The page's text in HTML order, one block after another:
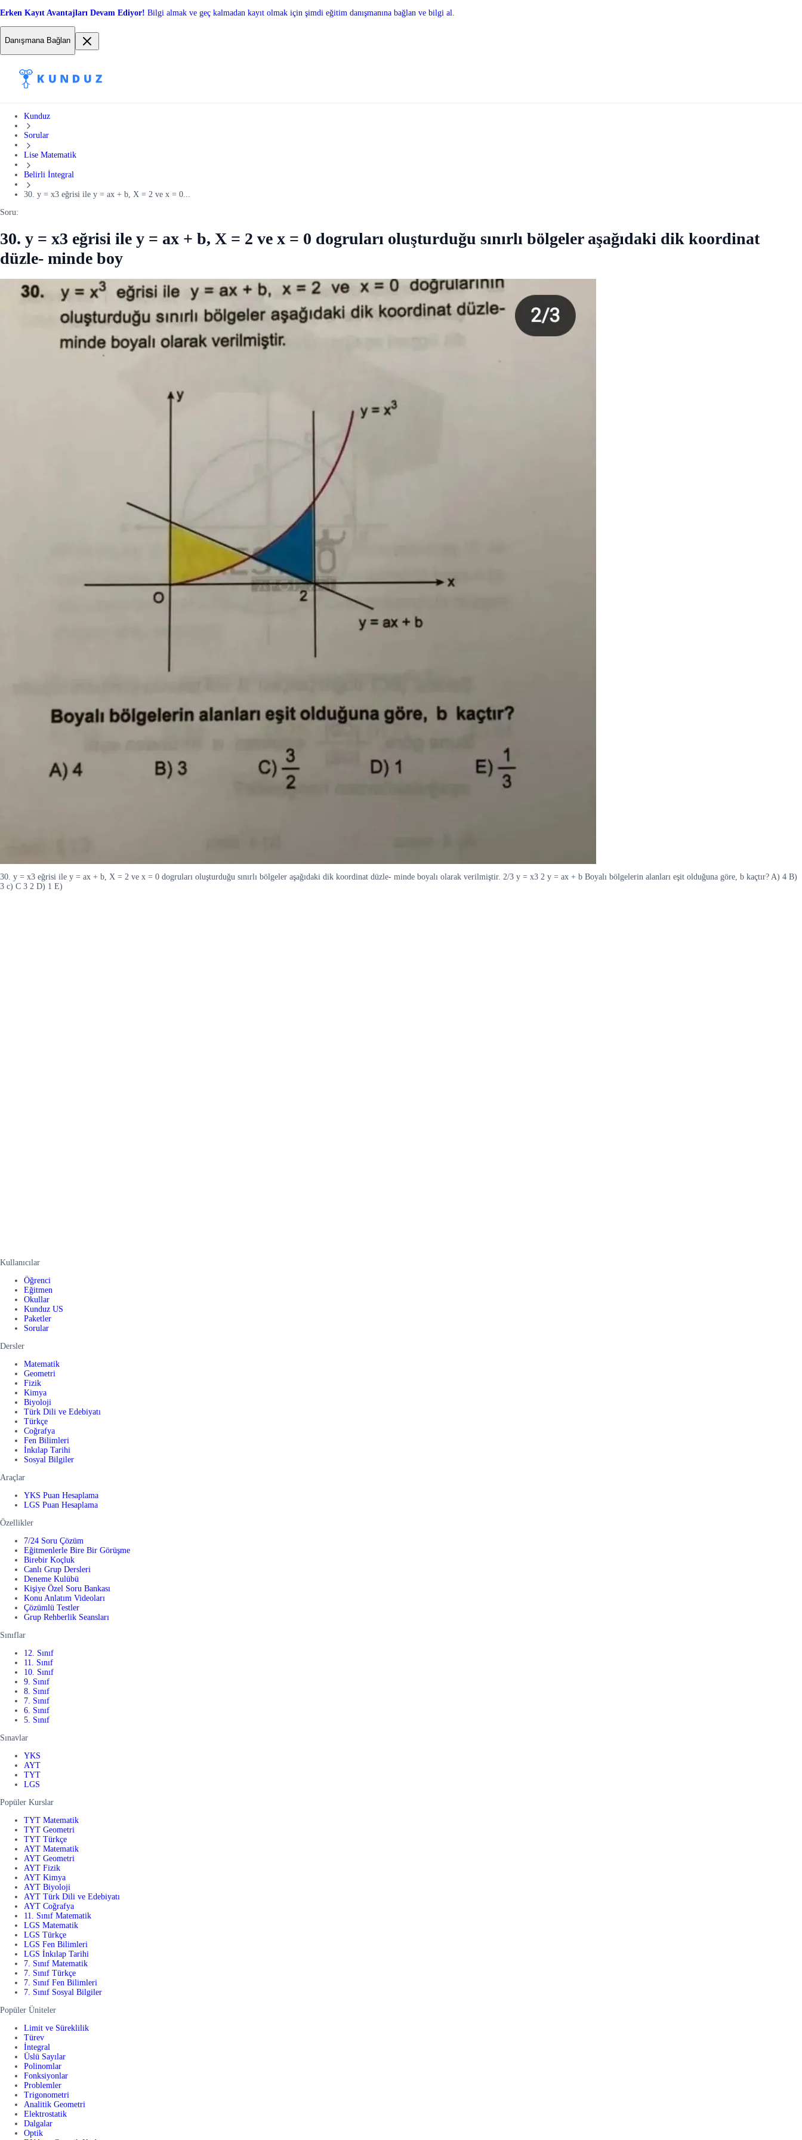
Erken Kayıt Avantajları Devam Ediyor! Bilgi almak ve geç kalmadan kayıt olmak için şimdi eğitim danışmanına bağlan ve bilgi al.
Danışmana Bağlan
Kunduz
Sorular
Lise Matematik
Belirli İntegral
30. y = x3 eğrisi ile y = ax + b, X = 2 ve x = 0...
Soru:
30. y = x3 eğrisi ile y = ax + b, X = 2 ve x = 0 dogruları oluşturduğu sınırlı bölgeler aşağıdaki dik koordinat
düzle- minde boy
30. y = x3 eğrisi ile y = ax + b, X = 2 ve x = 0 dogruları oluşturduğu sınırlı bölgeler aşağıdaki dik koordinat düzle- minde boyalı olarak verilmiştir. 2/3 y = x3 2 y = ax + b Boyalı bölgelerin alanları eşit olduğuna göre, b kaçtır? A) 4 B)
3 c) C 3 2 D) 1 E)
Kullanıcılar
Öğrenci
Eğitmen
Okullar
Kunduz US
Paketler
Sorular
Dersler
Matematik
Geometri
Fizik
Kimya
Biyoloji
Türk Dili ve Edebiyatı
Türkçe
Coğrafya
Fen Bilimleri
İnkılap Tarihi
Sosyal Bilgiler
Araçlar
YKS Puan Hesaplama
LGS Puan Hesaplama
Özellikler
7/24 Soru Çözüm
Eğitmenlerle Bire Bir Görüşme
Birebir Koçluk
Canlı Grup Dersleri
Deneme Kulübü
Kişiye Özel Soru Bankası
Konu Anlatım Videoları
Çözümlü Testler
Grup Rehberlik Seansları
Sınıflar
12. Sınıf
11. Sınıf
10. Sınıf
9. Sınıf
8. Sınıf
7. Sınıf
6. Sınıf
5. Sınıf
Sınavlar
YKS
AYT
TYT
LGS
Popüler Kurslar
TYT Matematik
TYT Geometri
TYT Türkçe
AYT Matematik
AYT Geometri
AYT Fizik
AYT Kimya
AYT Biyoloji
AYT Türk Dili ve Edebiyatı
AYT Coğrafya
11. Sınıf Matematik
LGS Matematik
LGS Türkçe
LGS Fen Bilimleri
LGS İnkılap Tarihi
7. Sınıf Matematik
7. Sınıf Türkçe
7. Sınıf Fen Bilimleri
7. Sınıf Sosyal Bilgiler
Popüler Üniteler
Limit ve Süreklilik
Türev
İntegral
Üslü Sayılar
Polinomlar
Fonksiyonlar
Problemler
Trigonometri
Analitik Geometri
Elektrostatik
Dalgalar
Optik